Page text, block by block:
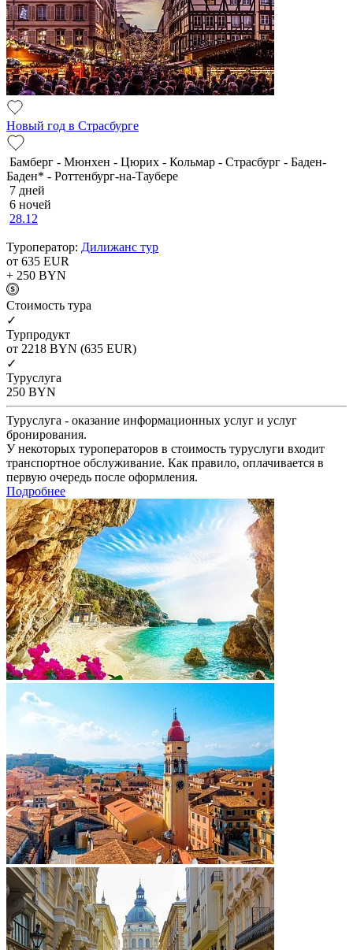
Новый год в Страсбурге
Бамберг - Мюнхен - Цюрих - Кольмар - Страсбург - Баден-
Баден* - Роттенбург-на-Таубере
7 дней
6 ночей
28.12
Туроператор: Дилижанс тур
от 635 EUR
+ 250 BYN
Cтоимость тура
✓
Турпродукт
от 2218 BYN (635 EUR)
✓
Туруслуга
250 BYN
Туруслуга - оказание информационных услуг и услуг
бронирования.
У некоторых туроператоров в стоимость туруслуги входит
транспортное обслуживание. Как правило, оплачивается в
первую очередь после оформления.
Подробнее